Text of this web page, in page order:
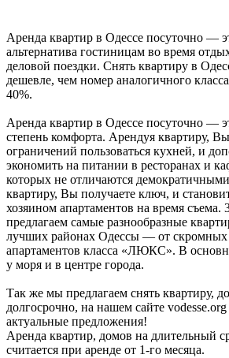
Аренда квартир в Одессе посуточно —
альтернатива гостиницам во время
деловой поездки. Снять квартиру в
дешевле, чем номер аналогичного
40%.
Аренда квартир в Одессе посуточно —
степень комфорта. Арендуя квартиру,
ограничений пользоваться кухней, и
экономить на питании в ресторанах и
которых не отличаются
квартиру, Вы получаете ключ, и
хозяином апартаментов на время
предлагаем самые разнообразные
лучших районах Одессы — от скромных
апартаментов класса «ЛЮКС». В
у моря и в центре города.
Так же мы предлагаем снять квартиру,
долгосрочно, на нашем сайте
актуальные предложения!
Аренда квартир, домов на длительный
считается при аренде от 1-го месяца.